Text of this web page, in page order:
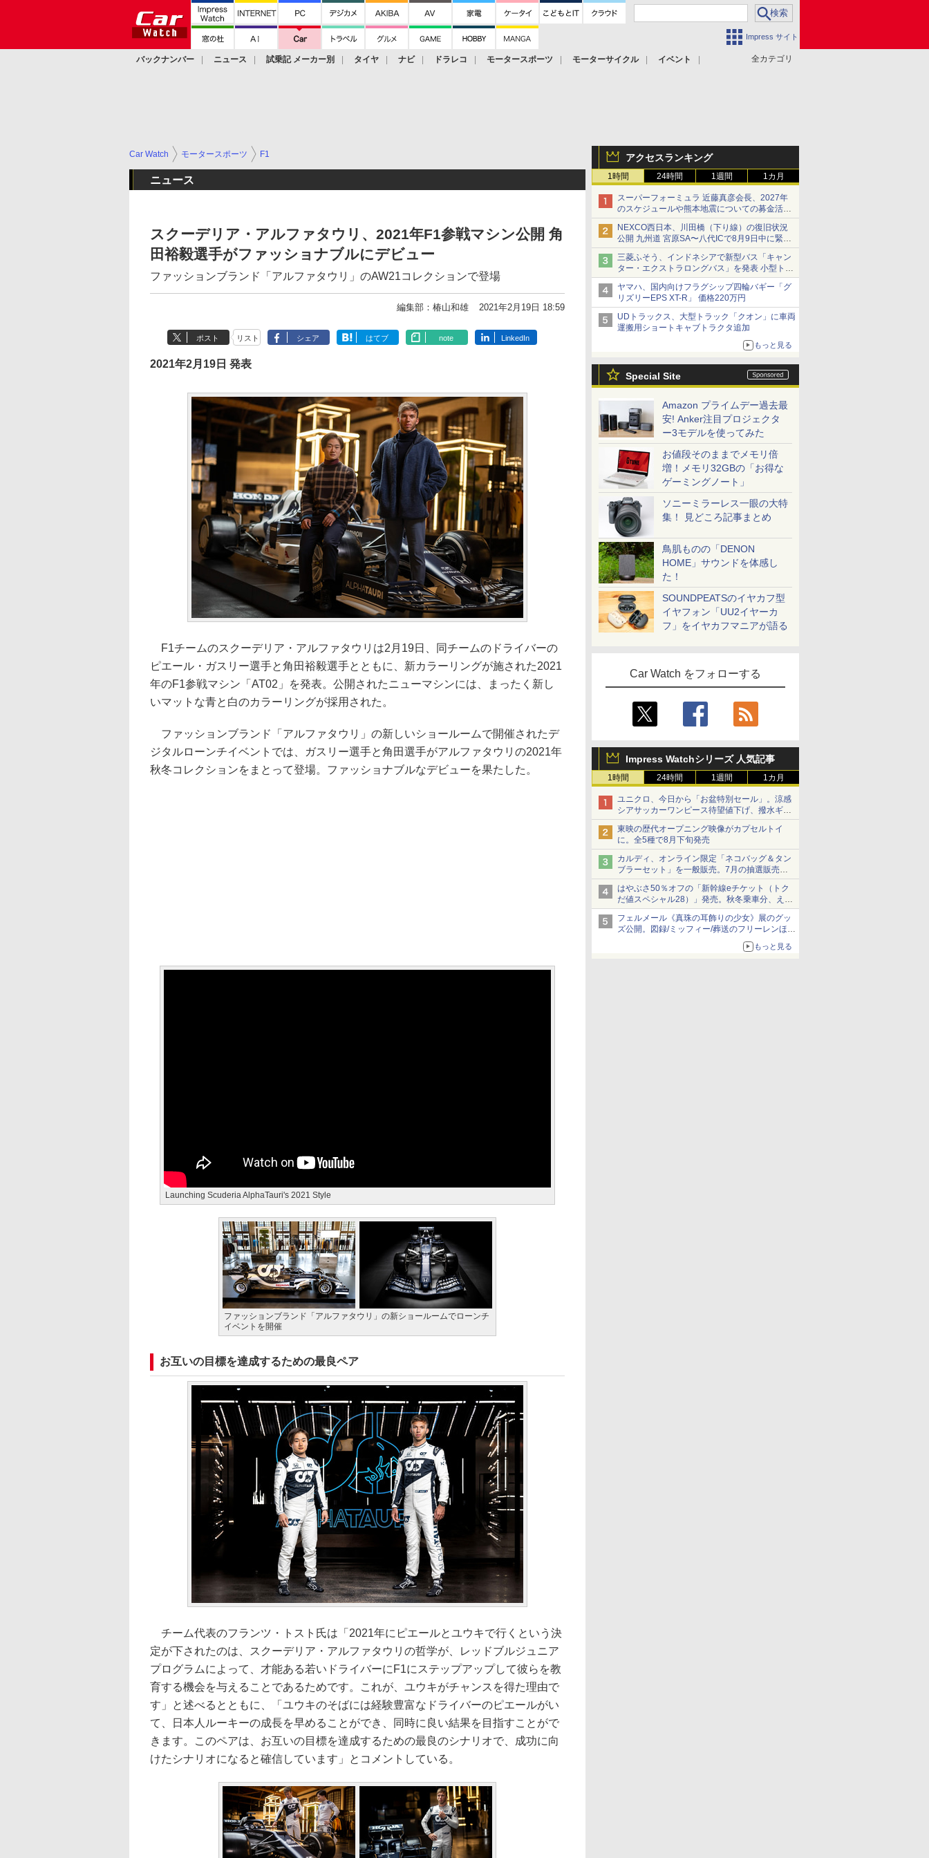
Impress サイト
全カテゴリ
バックナンバー ニュース 試乗記 メーカー別 タイヤ ナビ ドラレコ モータースポーツ モーターサイクル
イベント
アクセスランキング
1時間 24時間 1週間 1カ月
スーパーフォーミュラ 近藤真彦会長、2027年
のスケジュールや熊本地震についての募金活動
を紹介
NEXCO西日本、川田橋（下り線）の復旧状況
公開 九州道 宮原SA〜八代ICで8月9日中に緊急
車両を通行可能に
三菱ふそう、インドネシアで新型バス「キャン
ター・エクストラロングバス」を発表 小型トラ
ックベースの観光・旅客輸送向けバス
ヤマハ、国内向けフラグシップ四輪バギー「グ
リズリーEPS XT-R」 価格220万円
UDトラックス、大型トラック「クオン」に車両
運搬用ショートキャブトラクタ追加
もっと見る
Special Site
Amazon プライムデー過去最
安! Anker注目プロジェクタ
ー3モデルを使ってみた
お値段そのままでメモリ倍
増！メモリ32GBの「お得な
ゲーミングノート」
ソニーミラーレス一眼の大特
集！ 見どころ記事まとめ
鳥肌ものの「DENON
HOME」サウンドを体感し
た！
SOUNDPEATSのイヤカフ型
イヤフォン「UU2イヤーカ
フ」をイヤカフマニアが語る
Car Watch をフォローする
Impress Watchシリーズ 人気記事
1時間 24時間 1週間 1カ月
ユニクロ、今日から「お盆特別セール」。涼感
シアサッカーワンピース待望値下げ、撥水ギア
ショーツは1990円に
東映の歴代オープニング映像がカプセルトイ
に。全5種で8月下旬発売
カルディ、オンライン限定「ネコバッグ＆タン
ブラーセット」を一般販売。7月の抽選販売の
当選無効分
はやぶさ50％オフの「新幹線eチケット（トク
だ値スペシャル28）」発売。秋冬乗車分、えき
ねっと限定
フェルメール《真珠の耳飾りの少女》展のグッ
ズ公開。図録/ミッフィー/葬送のフリーレンほ
もっと見る
Car Watch モータースポーツ F1
ニュース
スクーデリア・アルファタウリ、2021年F1参戦マシン公開 角
田裕毅選手がファッショナブルにデビュー
ファッションブランド「アルファタウリ」のAW21コレクションで登場
編集部：椿山和雄 2021年2月19日 18:59
ポスト リスト シェア はてブ note LinkedIn
2021年2月19日 発表
F1チームのスクーデリア・アルファタウリは2月19日、同チームのドライバーの
ピエール・ガスリー選手と角田裕毅選手とともに、新カラーリングが施された2021
年のF1参戦マシン「AT02」を発表。公開されたニューマシンには、まったく新し
いマットな青と白のカラーリングが採用された。
ファッションブランド「アルファタウリ」の新しいショールームで開催されたデ
ジタルローンチイベントでは、ガスリー選手と角田選手がアルファタウリの2021年
秋冬コレクションをまとって登場。ファッショナブルなデビューを果たした。
Launching Scuderia AlphaTauri's 2021 Style
ファッションブランド「アルファタウリ」の新ショールームでローンチ
イベントを開催
お互いの目標を達成するための最良ペア
チーム代表のフランツ・トスト氏は「2021年にピエールとユウキで行くという決
定が下されたのは、スクーデリア・アルファタウリの哲学が、レッドブルジュニア
プログラムによって、才能ある若いドライバーにF1にステップアップして彼らを教
育する機会を与えることであるためです。これが、ユウキがチャンスを得た理由で
す」と述べるとともに、「ユウキのそばには経験豊富なドライバーのピエールがい
て、日本人ルーキーの成長を早めることができ、同時に良い結果を目指すことがで
きます。このペアは、お互いの目標を達成するための最良のシナリオで、成功に向
けたシナリオになると確信しています」とコメントしている。